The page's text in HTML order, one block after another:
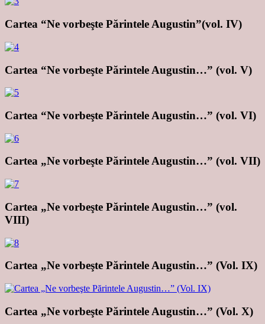
Cartea “Ne vorbeşte Părintele Augustin”(vol. IV)
Cartea “Ne vorbeşte Părintele Augustin…” (vol. V)
Cartea “Ne vorbeşte Părintele Augustin…” (vol. VI)
Cartea „Ne vorbeşte Părintele Augustin…” (vol. VII)
Cartea „Ne vorbeşte Părintele Augustin…” (vol.
VIII)
Cartea „Ne vorbeşte Părintele Augustin…” (Vol. IX)
Cartea „Ne vorbeşte Părintele Augustin…” (Vol. X)